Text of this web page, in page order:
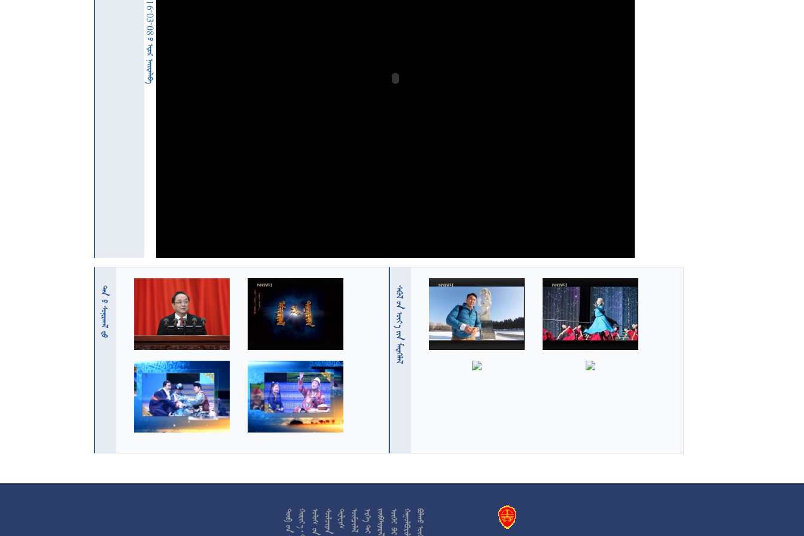
    
